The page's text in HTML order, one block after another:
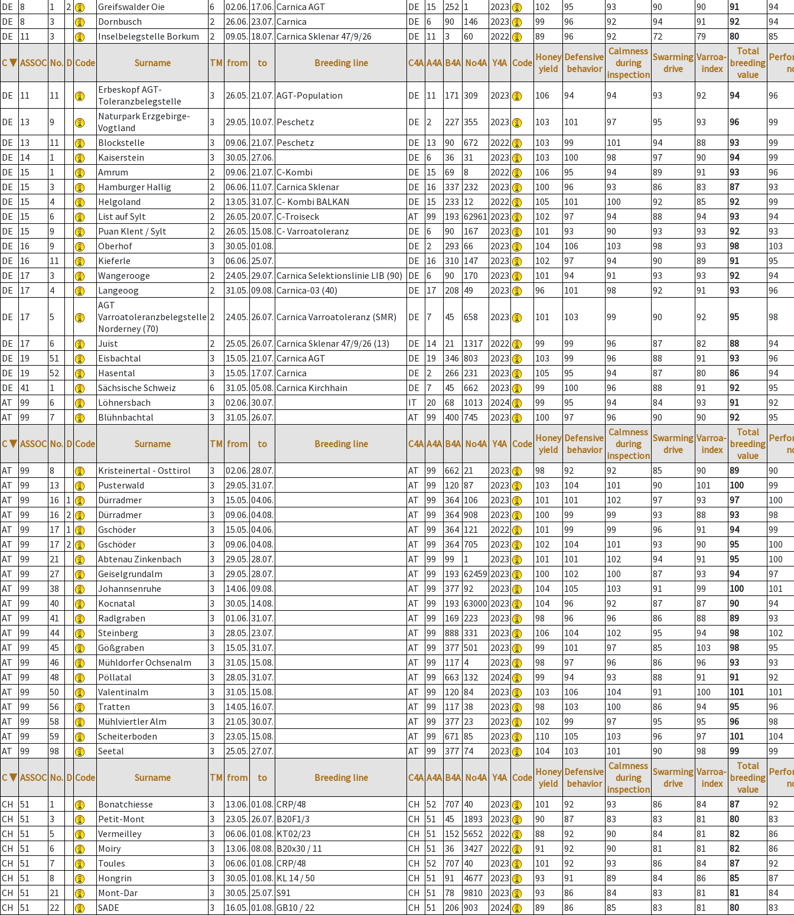
DE
8 1 2 Greifswalder Oie 6 02.06. 17.06. Carnica AGT DE 15 252 1 2023 102 95 93 90 90 91
94
DE
8 3 Dornbusch 2 26.06. 23.07. Carnica DE 6 90 146 2023 99 96 92 94 91 92
94
DE
11 3 Inselbelegstelle Borkum 2 09.05. 18.07. Carnica Sklenar 47/9/26 DE 11 3 60 2022 89 96 92 72 79 80 85
C ▼ ASSOC No. D Code Surname TM from to Breeding line C4A A4A B4A No4A Y4A Code Honey
yield
Defensive
behavior
Calmness
during
inspection
Swarming
drive
Varroa-
index
Total
breeding
value
DE 11 11
Erbeskopf AGT-
Toleranzbelegstelle
3 26.05. 21.07. AGT-Population DE 11 171 309 2023 106 94 94 93 92 94 96
DE 13 9
Naturpark Erzgebirge-
Vogtland
3 29.05. 10.07. Peschetz DE 2 227 355 2023 103 101 97 95 93 96
99
DE
13 11 Blockstelle 3 09.06. 21.07. Peschetz DE 13 90 672 2022 103 99 101 94 88 93
99
DE
14 1 Kaiserstein 3 30.05. 27.06. DE 6 36 31 2023 103 100 98 97 90 94
99
DE
15 1 Amrum 2 09.06. 21.07. C-Kombi DE 15 69 8 2022 106 95 94 89 91 93
96
DE
15 3 Hamburger Hallig 2 06.06. 11.07. Carnica Sklenar DE 16 337 232 2023 100 96 93 86 83 87
93
DE
15 4 Helgoland 2 13.05. 31.07. C- Kombi BALKAN DE 15 233 12 2022 105 101 100 92 85 92
99
DE
15 6 List auf Sylt 2 26.05. 20.07. C-Troiseck AT 99 193 62961 2023 102 97 94 88 94 93
94
DE
15 9 Puan Klent / Sylt 2 26.05. 15.08. C- Varroatoleranz DE 6 90 167 2023 101 93 90 93 93 92
93
DE
16 9 Oberhof 3 30.05. 01.08. DE 2 293 66 2023 104 106 103 98 93 98
103
DE
16 11 Kieferle 3 06.06. 25.07. DE 16 310 147 2023 102 97 94 90 89 91
95
DE
17 3 Wangerooge 2 24.05. 29.07. Carnica Selektionslinie LIB (90) DE 6 90 170 2023 101 94 91 93 93 92
94
DE
17 4 Langeoog 2 31.05. 09.08. Carnica-03 (40) DE 17 208 49 2023 96 101 98 92 91 93 96
DE 17 5
AGT
Varroatoleranzbelegstelle
Norderney (70)
2 24.05. 26.07. Carnica Varroatoleranz (SMR) DE 7 45 658 2023 101 103 99 90 92 95 98
DE 17 6 Juist 2 25.05. 26.07. Carnica Sklenar 47/9/26 (13) DE 14 21 1317 2022 99 99 96 87 82 88
94
DE
19 51 Eisbachtal 3 15.05. 21.07. Carnica AGT DE 19 346 803 2023 103 99 96 88 91 93
96
DE
19 52 Hasental 3 15.05. 17.07. Carnica DE 2 266 231 2023 105 95 94 87 80 86
94
DE
41 1 Sächsische Schweiz 6 31.05. 05.08. Carnica Kirchhain DE 7 45 662 2023 99 100 96 88 91 92
95
AT
99 6 Löhnersbach 3 02.06. 30.07. IT 20 68 1013 2024 99 95 94 84 93 91
92
AT
99 7 Blühnbachtal 3 31.05. 26.07. AT 99 400 745 2023 100 97 96 90 90 92 95
C ▼ ASSOC No. D Code Surname TM from to Breeding line C4A A4A B4A No4A Y4A Code Honey
yield
Defensive
behavior
Calmness
during
inspection
Swarming
drive
Varroa-
index
Total
breeding
value
AT
99 8 Kristeinertal - Osttirol 3 02.06. 28.07. AT 99 662 21 2023 98 92 92 85 90 89
90
AT
99 13 Pusterwald 3 29.05. 31.07. AT 99 120 87 2023 103 104 101 90 101 100
99
AT
99 16 1 Dürradmer 3 15.05. 04.06. AT 99 364 106 2023 101 101 102 97 93 97
100
AT
99 16 2 Dürradmer 3 09.06. 04.08. AT 99 364 908 2023 100 99 99 93 88 93
98
AT
99 17 1 Gschöder 3 15.05. 04.06. AT 99 364 121 2022 101 99 99 96 91 94
99
AT
99 17 2 Gschöder 3 09.06. 04.08. AT 99 364 705 2023 102 104 101 93 90 95
100
AT
99 21 Abtenau Zinkenbach 3 29.05. 28.07. AT 99 99 1 2023 101 101 102 94 91 95
100
AT
99 27 Geiselgrundalm 3 29.05. 28.07. AT 99 193 62459 2023 100 102 100 87 93 94
97
AT
99 38 Johannsenruhe 3 14.06. 09.08. AT 99 377 92 2023 104 105 103 91 99 100
101
AT
99 40 Kocnatal 3 30.05. 14.08. AT 99 193 63000 2023 104 96 92 87 87 90
94
AT
99 41 Radlgraben 3 01.06. 31.07. AT 99 169 223 2023 98 96 96 86 88 89
93
AT
99 44 Steinberg 3 28.05. 23.07. AT 99 888 331 2023 106 104 102 95 94 98
102
AT
99 45 Gößgraben 3 15.05. 31.07. AT 99 377 501 2023 99 101 97 85 103 98
95
AT
99 46 Mühldorfer Ochsenalm 3 31.05. 15.08. AT 99 117 4 2023 98 97 96 86 96 93
93
AT
99 48 Pöllatal 3 28.05. 31.07. AT 99 663 132 2024 99 94 93 88 91 91
92
AT
99 50 Valentinalm 3 31.05. 15.08. AT 99 120 84 2023 103 106 104 91 100 101
101
AT
99 56 Tratten 3 14.05. 16.07. AT 99 117 38 2023 98 103 100 86 94 95
96
AT
99 58 Mühlviertler Alm 3 21.05. 30.07. AT 99 377 23 2023 102 99 97 95 95 96
98
AT
99 59 Scheiterboden 3 23.05. 15.08. AT 99 671 85 2023 110 105 103 96 97 101
104
AT
99 98 Seetal 3 25.05. 27.07. AT 99 377 74 2023 104 103 101 90 98 99 99
C ▼ ASSOC No. D Code Surname TM from to Breeding line C4A A4A B4A No4A Y4A Code Honey
yield
Defensive
behavior
Calmness
during
inspection
Swarming
drive
Varroa-
index
Total
breeding
value
CH
51 1 Bonatchiesse 3 13.06. 01.08. CRP/48 CH 52 707 40 2023 101 92 93 86 84 87
92
CH
51 3 Petit-Mont 3 23.05. 26.07. B20F1/3 CH 51 45 1893 2023 90 87 83 83 81 80
83
CH
51 5 Vermeilley 3 06.06. 01.08. KT02/23 CH 51 152 5652 2022 88 92 90 84 81 82
86
CH
51 6 Moiry 3 13.06. 08.08. B20x30 / 11 CH 51 36 3427 2022 91 92 90 81 81 82
86
CH
51 7 Toules 3 06.06. 01.08. CRP/48 CH 52 707 40 2023 101 92 93 86 84 87
92
CH
51 8 Hongrin 3 30.05. 01.08. KL 14 / 50 CH 51 91 4677 2023 93 91 89 84 86 85
87
CH
51 21 Mont-Dar 3 30.05. 25.07. S91 CH 51 78 9810 2023 93 86 84 83 81 81
84
CH
51 22 SADE 3 16.05. 01.08. GB10 / 22 CH 51 206 903 2024 89 86 85 83 81 80 83